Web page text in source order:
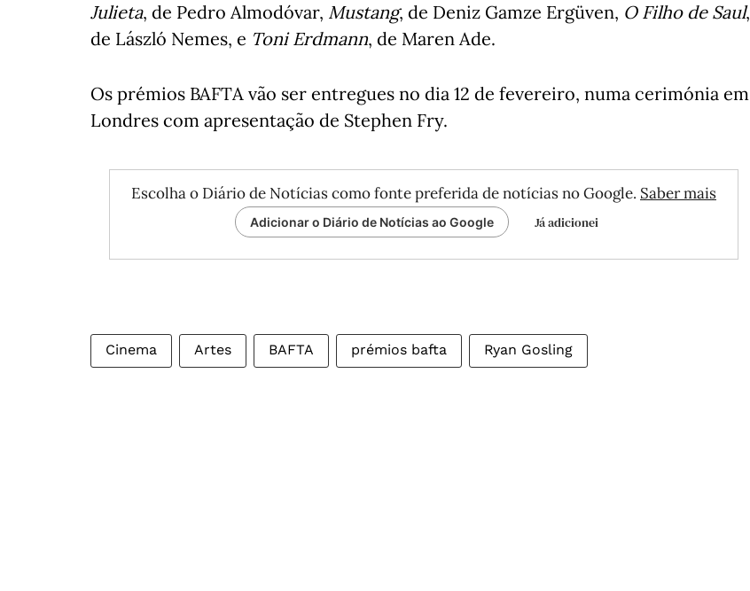
Julieta, de Pedro Almodóvar, Mustang, de Deniz Gamze Ergüven, O Filho de Saul,
de László Nemes, e Toni Erdmann, de Maren Ade.
Os prémios BAFTA vão ser entregues no dia 12 de fevereiro, numa cerimónia em
Londres com apresentação de Stephen Fry.
Escolha o Diário de Notícias como fonte preferida de notícias no Google. Saber mais
Adicionar o Diário de Notícias ao Google Já adicionei
Cinema Artes BAFTA prémios bafta Ryan Gosling